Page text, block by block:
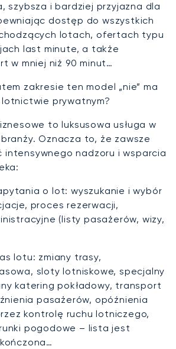
szybsza i bardziej przyjazna dla
dostęp do wszystkich
lotach, ofertach typu
last minute, a także
w mniej niż 90 minut…
zakresie ten model „nie” ma
prywatnym?
to luksusowa usługa w
Oznacza to, że zawsze
intensywnego nadzoru i wsparcia
o lot: wyszukanie i wybór
proces rezerwacji,
(listy pasażerów, wizy,
lotu: zmiany trasy,
sloty lotniskowe, specjalny
katering pokładowy, transport
pasażerów, opóźnienia
kontrolę ruchu lotniczego,
pogodowe – lista jest